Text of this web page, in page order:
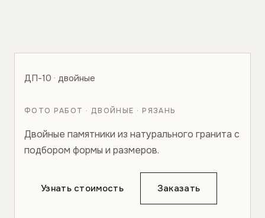
ДП-10 · двойные
ФОТО РАБОТ · ДВОЙНЫЕ · РЯЗАНЬ
Двойные памятники из натурального гранита с
подбором формы и размеров.
Узнать стоимость Заказать